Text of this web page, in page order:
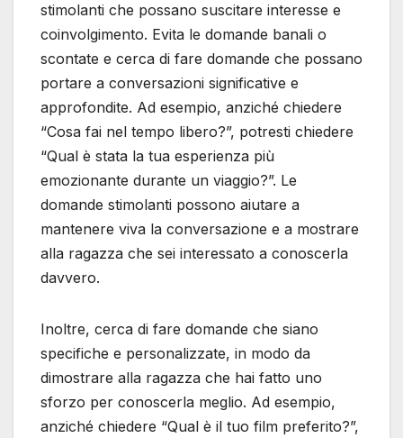
stimolanti che possano suscitare interesse e
coinvolgimento. Evita le domande banali o
scontate e cerca di fare domande che possano
portare a conversazioni significative e
approfondite. Ad esempio, anziché chiedere
“Cosa fai nel tempo libero?”, potresti chiedere
“Qual è stata la tua esperienza più
emozionante durante un viaggio?”. Le
domande stimolanti possono aiutare a
mantenere viva la conversazione e a mostrare
alla ragazza che sei interessato a conoscerla
davvero.
Inoltre, cerca di fare domande che siano
specifiche e personalizzate, in modo da
dimostrare alla ragazza che hai fatto uno
sforzo per conoscerla meglio. Ad esempio,
anziché chiedere “Qual è il tuo film preferito?”,